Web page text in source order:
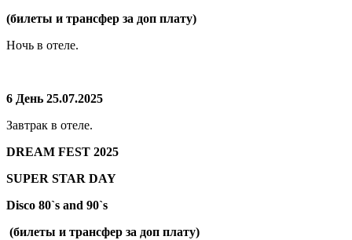
(билеты и трансфер за доп плату)
Ночь в отеле.
6 День 25.07.2025
Завтрак в отеле.
DREAM FEST 2025
SUPER STAR DAY
Disco 80`s and 90`s
(билеты и трансфер за доп плату)